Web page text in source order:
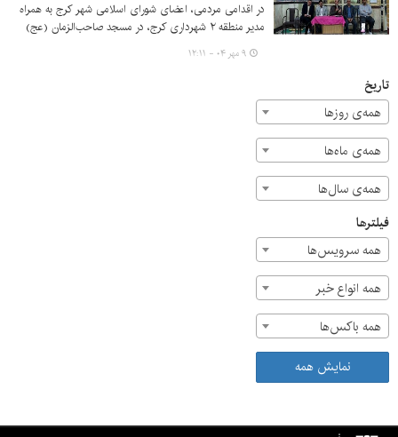
در اقدامی مردمی، اعضای شورای اسلامی شهر کرج به همراه
مدیر منطقه ۲ شهرداری کرج، در مسجد صاحب‌الزمان (عج)
محله حسین‌آباد حاضر شدند تا در فضایی صمیمانه و مستقیم،
به دغدغه‌ها و درخواست‌های ساکنان این محله گوش فرا دهند
۹ مهر ۰۴ - ۱۲:۱۱
تاریخ
همه‌ی روزها
همه‌ی ماه‌ها
همه‌ی سال‌ها
فیلترها
همه سرویس‌ها
همه انواع خبر
همه باکس‌ها
نمایش همه